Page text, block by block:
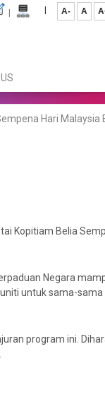
| | A- A
Hari
Kopitiam Belia
Negara
untuk sama-
program ini.